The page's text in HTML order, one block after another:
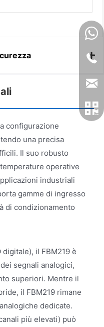
configurazione
una precisa
Il suo robusto
operative
industriali
gamme di ingresso
di condizionamento
digitale), il FBM219 è
segnali analogici,
superiori. Mentre il
il FBM219 rimane
dedicate.
più elevati) può